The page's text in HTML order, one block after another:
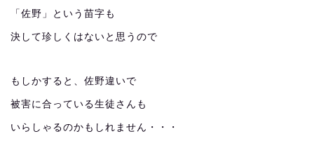
「佐野」という苗字も
決して珍しくはないと思うので
もしかすると、佐野違いで
被害に合っている生徒さんも
いらしゃるのかもしれません・・・